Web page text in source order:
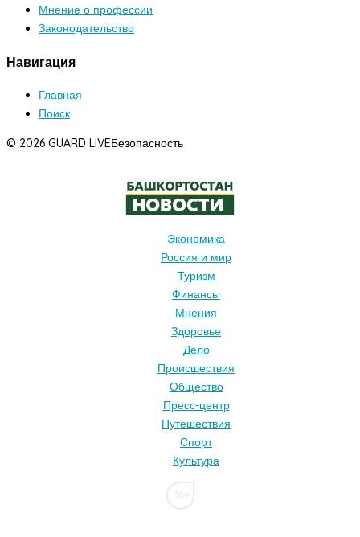
Мнение о профессии
Законодательство
Навигация
Главная
Поиск
© 2026 GUARD LIVEБезопасность
Экономика
Россия и мир
Туризм
Финансы
Мнения
Здоровье
Дело
Происшествия
Общество
Пресс-центр
Путешествия
Спорт
Культура